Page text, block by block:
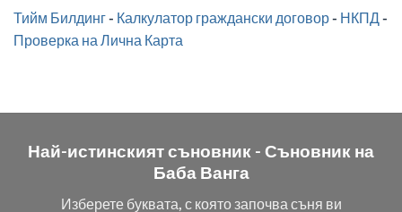
Тийм Билдинг- Калкулатор граждански договор- НКПД-
Проверка на Лична Карта
Най-истинският съновник - Съновник на
Баба Ванга
Изберете буквата, с която започва съня ви